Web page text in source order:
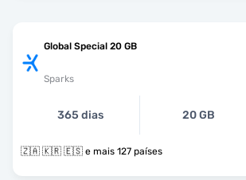
Global Special 20 GB
Sparks
365 dias 20 GB
🇿🇦 🇰🇷 🇪🇸 e mais 127 países